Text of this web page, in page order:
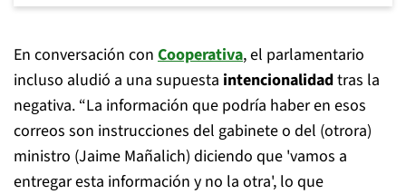
En conversación con Cooperativa, el parlamentario
incluso aludió a una supuesta intencionalidadtras la
negativa. “La información que podría haber en esos
correos son instrucciones del gabinete o del (otrora)
ministro (Jaime Mañalich) diciendo que 'vamos a
entregar esta información y no la otra', lo que